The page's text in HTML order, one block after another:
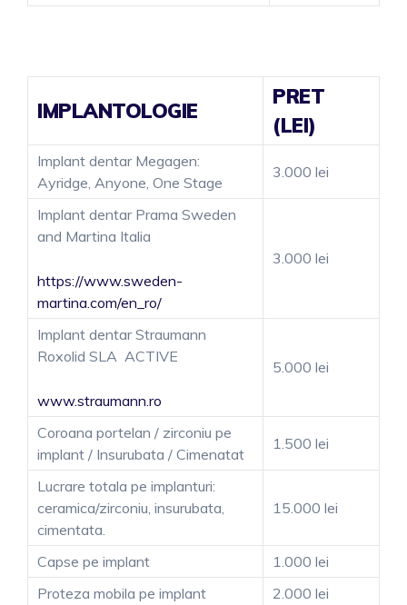
IMPLANTOLOGIE
PRET
(LEI)
Implant dentar Megagen:
Ayridge, Anyone, One Stage
3.000 lei
Implant dentar Prama Sweden
and Martina Italia
https://www.sweden-
martina.com/en_ro/
3.000 lei
Implant dentar Straumann
Roxolid SLA ACTIVE
www.straumann.ro
5.000 lei
Coroana portelan / zirconiu pe
implant / Insurubata / Cimenatat
1.500 lei
Lucrare totala pe implanturi:
ceramica/zirconiu, insurubata,
cimentata.
15.000 lei
Capse pe implant
1.000 lei
Proteza mobila pe implant
2.000 lei